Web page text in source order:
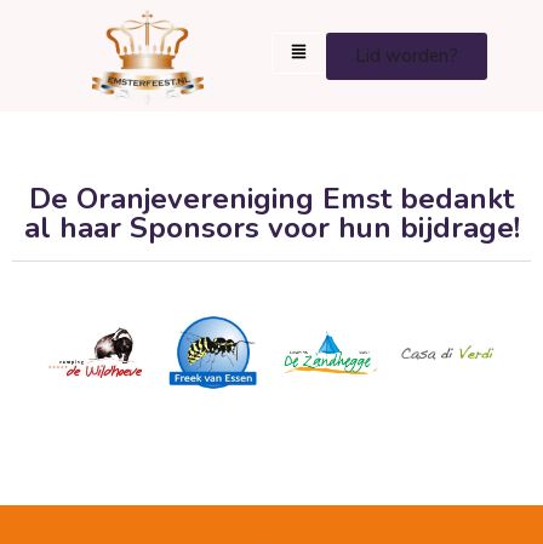
Lid worden?
De Oranjevereniging Emst bedankt
al haar Sponsors voor hun bijdrage!